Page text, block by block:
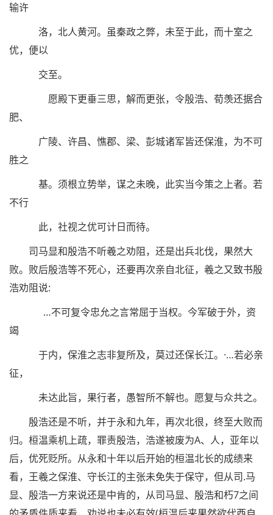
输许
洛，北人黄河。虽秦政之弊，未至于此，而十室之
优，便以
交至。
愿殿下更垂三思，解而更张，令殷浩、荀羡还据合
肥、
广陵、许昌、憔郡、梁、彭城诸军皆还保淮，为不可
胜之
基。须根立势举，谋之未晚，此实当今策之上者。若
不行
此，社视之优可计日而待。
司马显和殷浩不听羲之劝阻，还是出兵北伐，果然大
败。败后殷浩等不死心，还要再次亲自北征，羲之又致书殷
浩劝阻说:
…不可复令忠允之言常屈于当权。今军破于外，资
竭
于内，保淮之志非复所及，莫过还保长江。·…若必亲
征，
未达此旨，果行者，愚智所不解也。愿复与众共之。
殷浩还是不听，并于永和九年，再次北很，终至大败而
归。桓温乘机上疏，罪责殷浩，浩遂被废为A、人，亚年以
后，优死贬所。从永和十年以后开始的桓温北长的成绩来
看，王羲之保淮、守长江的主张未免失于保守，但从司.马
显、殷浩一方来说还是中肯的，从司马显、殷浩和朽7之间